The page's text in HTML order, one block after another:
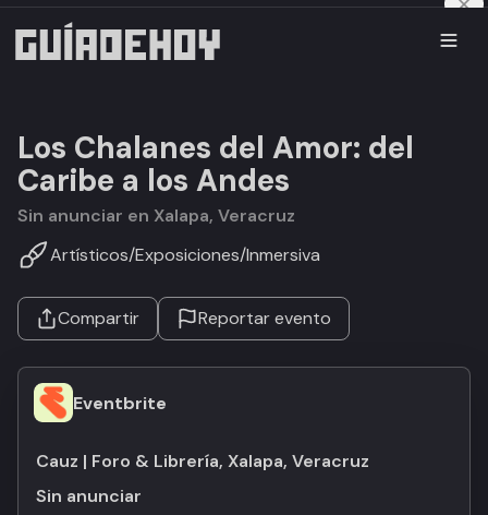
Los Chalanes del Amor: del
Caribe a los Andes
Sin anunciar en Xalapa, Veracruz
Artísticos/Exposiciones/Inmersiva
Compartir Reportar evento
Eventbrite
Cauz | Foro & Librería, Xalapa, Veracruz
Sin anunciar